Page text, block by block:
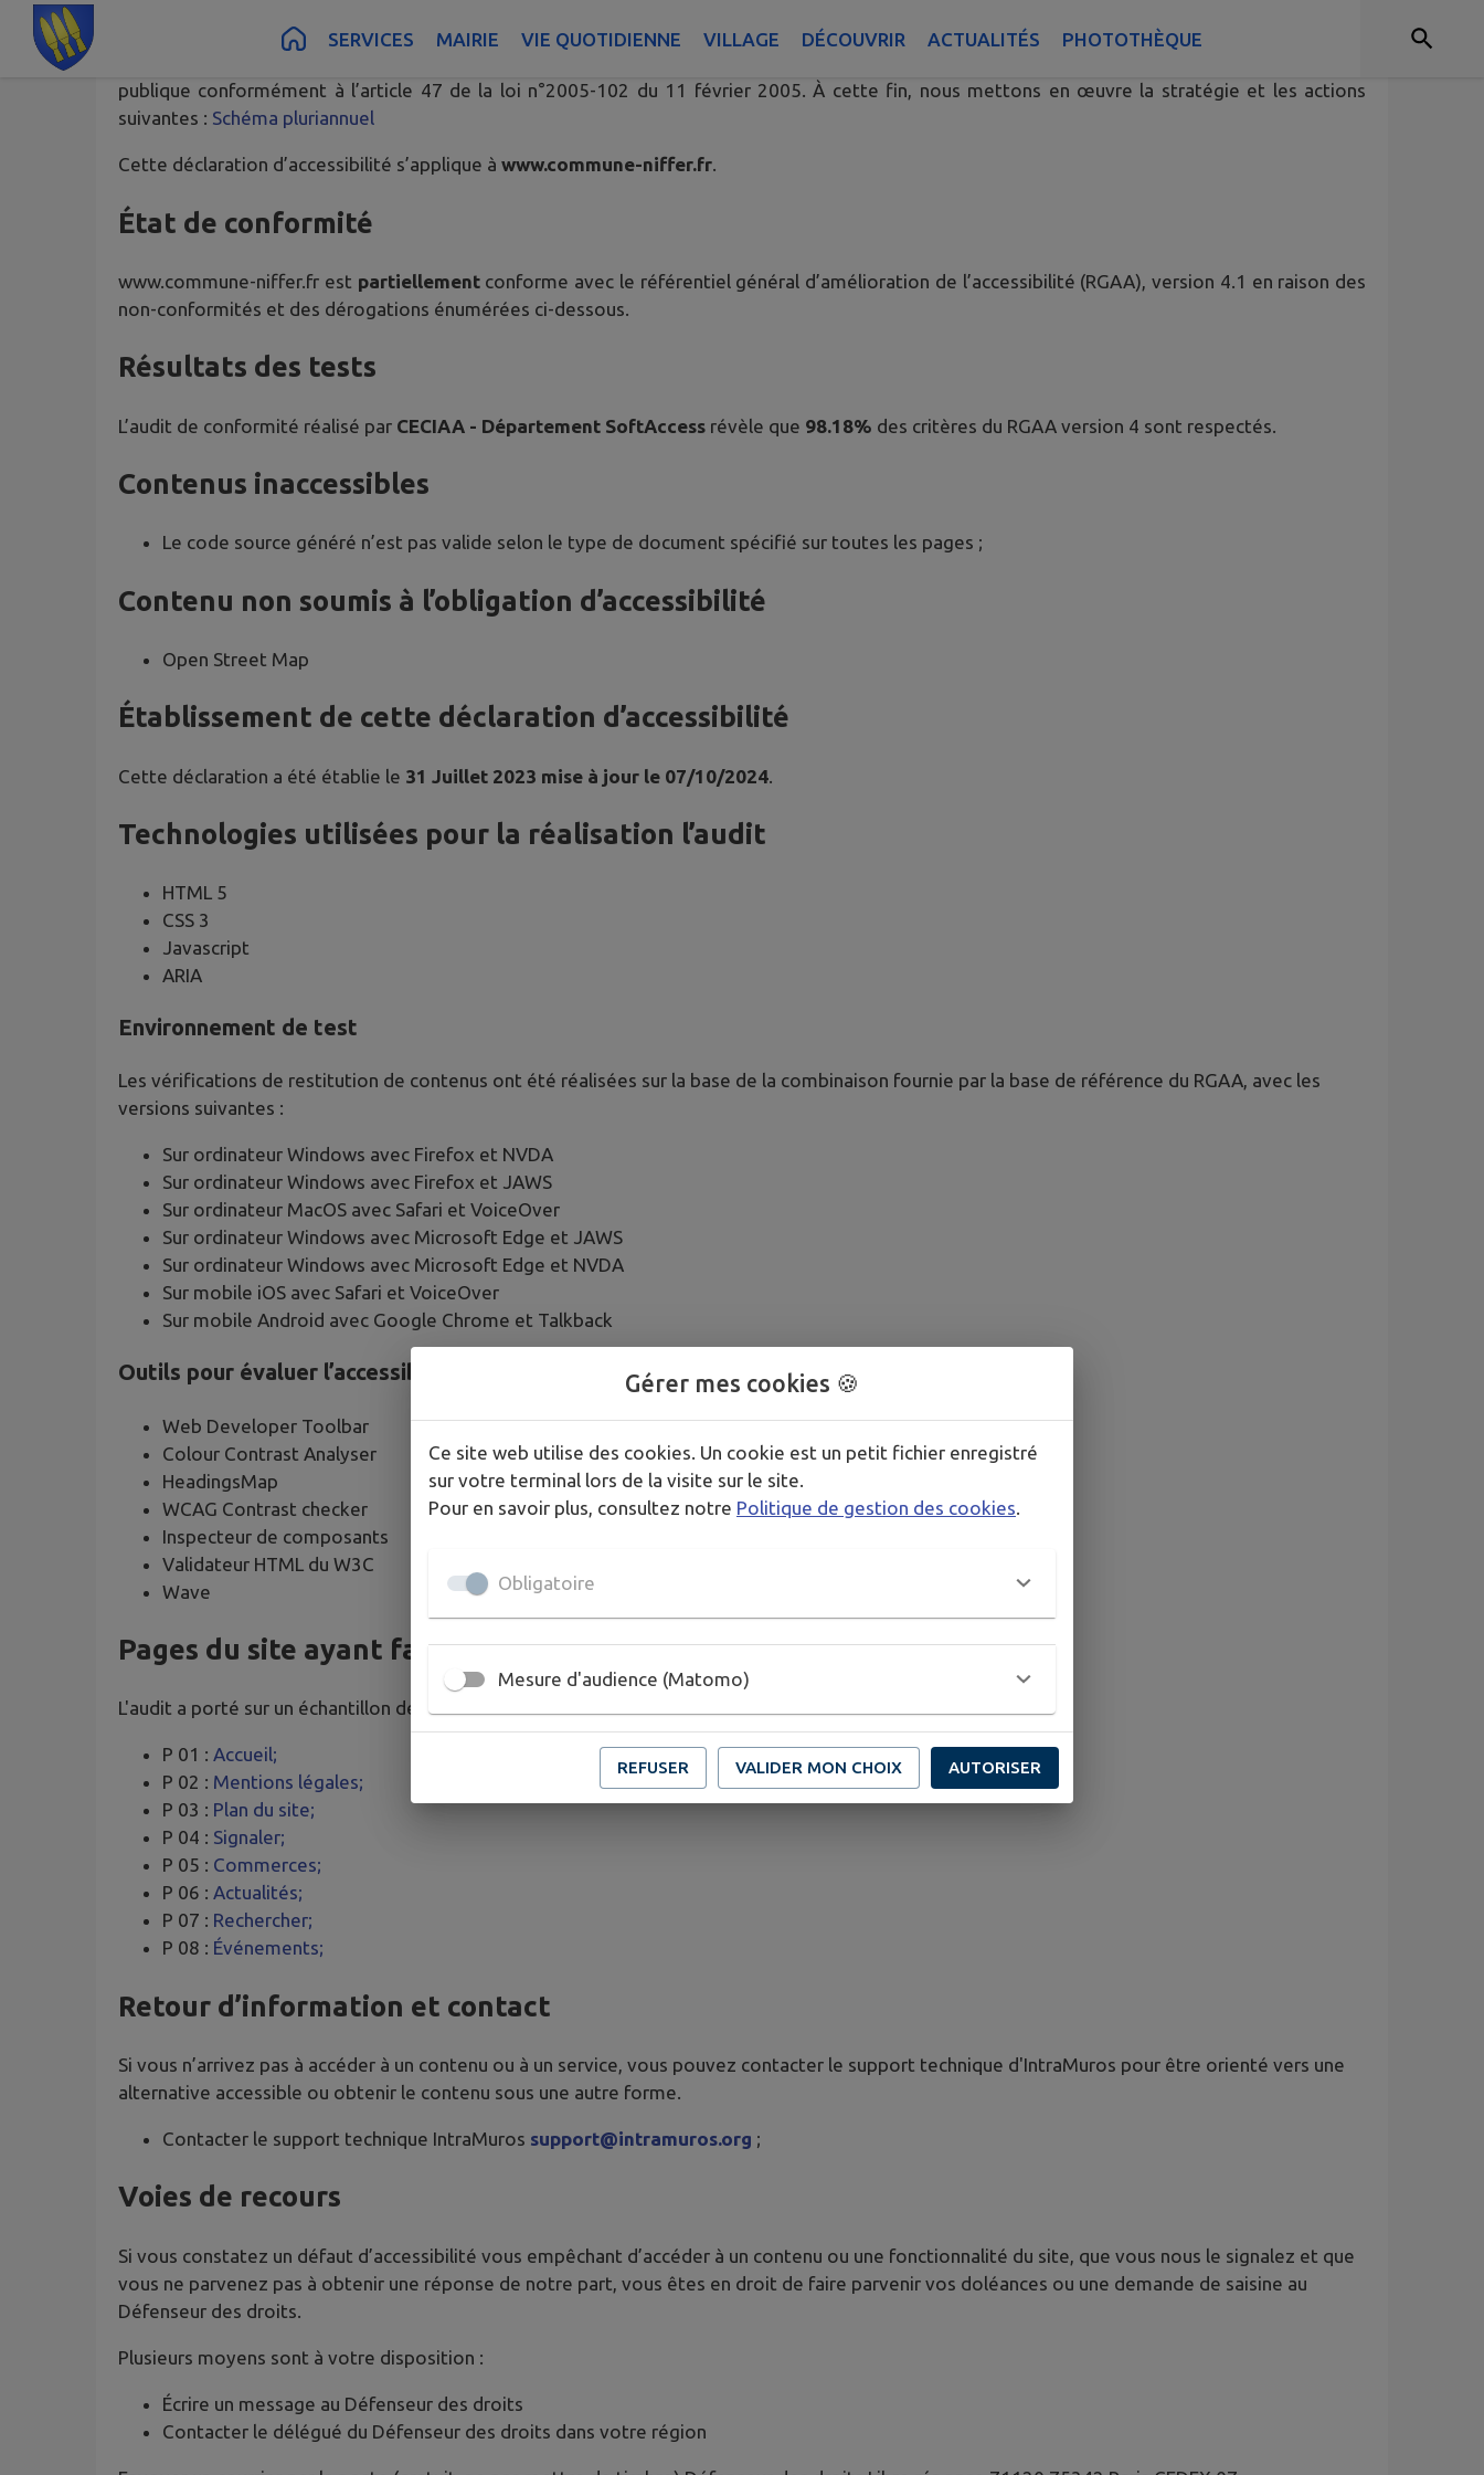
Contenu Recherche Pied de page
SERVICES MAIRIE VIE QUOTIDIENNE VILLAGE DÉCOUVRIR ACTUALITÉS PHOTOTHÈQUE
publique conformément à l’article 47 de la loi n°2005-102 du 11 février 2005. À cette fin, nous mettons en œuvre la stratégie et les actions
suivantes : Schéma pluriannuel
Cette déclaration d’accessibilité s’applique à www.commune-niffer.fr.
État de conformité
www.commune-niffer.fr est partiellementconforme avec le référentiel général d’amélioration de l’accessibilité (RGAA), version 4.1 en raison des
non-conformités et des dérogations énumérées ci-dessous.
Résultats des tests
L’audit de conformité réalisé par CECIAA - Département SoftAccess révèle que 98.18% des critères du RGAA version 4 sont respectés.
Contenus inaccessibles
Le code source généré n’est pas valide selon le type de document spécifié sur toutes les pages ;
Contenu non soumis à l’obligation d’accessibilité
Open Street Map
Établissement de cette déclaration d’accessibilité
Cette déclaration a été établie le 31 Juillet 2023 mise à jour le 07/10/2024
Technologies utilisées pour la réalisation l’audit
HTML 5
CSS 3
Javascript
ARIA
Environnement de test
Les vérifications de restitution de contenus ont été réalisées sur la base de la combinaison fournie par la base de référence du RGAA, avec les
versions suivantes :
Sur ordinateur Windows avec Firefox et NVDA
Sur ordinateur Windows avec Firefox et JAWS
Sur ordinateur MacOS avec Safari et VoiceOver
Sur ordinateur Windows avec Microsoft Edge et JAWS
Sur ordinateur Windows avec Microsoft Edge et NVDA
Sur mobile iOS avec Safari et VoiceOver
Sur mobile Android avec Google Chrome et Talkback
Outils pour évaluer l’accessibilité
Web Developer Toolbar
Colour Contrast Analyser
HeadingsMap
WCAG Contrast checker
Inspecteur de composants
Validateur HTML du W3C
Wave
Pages du site ayant fait l’objet de la vérification de conformité
L'audit a porté sur un échantillon de 8 pages.
P 01 : Accueil;
P 02 : Mentions légales;
P 03 : Plan du site;
P 04 : Signaler;
P 05 : Commerces;
P 06 : Actualités;
P 07 : Rechercher;
P 08 : Événements;
Retour d’information et contact
Si vous n’arrivez pas à accéder à un contenu ou à un service, vous pouvez contacter le support technique d'IntraMuros pour être orienté vers une
alternative accessible ou obtenir le contenu sous une autre forme.
Contacter le support technique IntraMuros support@intramuros.org ;
Voies de recours
Si vous constatez un défaut d’accessibilité vous empêchant d’accéder à un contenu ou une fonctionnalité du site, que vous nous le signalez et que
vous ne parvenez pas à obtenir une réponse de notre part, vous êtes en droit de faire parvenir vos doléances ou une demande de saisine au
Défenseur des droits.
Plusieurs moyens sont à votre disposition :
Écrire un message au Défenseur des droits
Contacter le délégué du Défenseur des droits dans votre région
Gérer mes cookies 🍪
Ce site web utilise des cookies. Un cookie est un petit fichier enregistré
sur votre terminal lors de la visite sur le site.
Pour en savoir plus, consultez notre Politique de gestion des cookies
Obligatoire
Mesure d'audience (Matomo)
REFUSER VALIDER MON CHOIX AUTORISER